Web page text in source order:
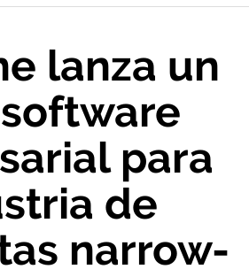
lanza un
para
de
narrow-